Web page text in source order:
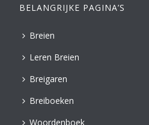
BELANGRIJKE PAGINA’S
Breien
Leren Breien
Breigaren
Breiboeken
Woordenboek